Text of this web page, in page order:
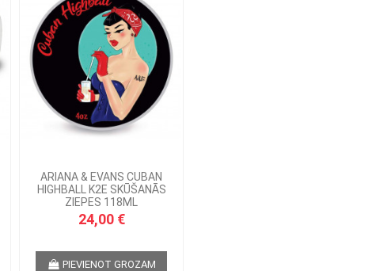
ARIANA & EVANS CUBAN
HIGHBALL K2E SKŪŠANĀS
ZIEPES 118ML
24,00 €
PIEVIENOT GROZAM